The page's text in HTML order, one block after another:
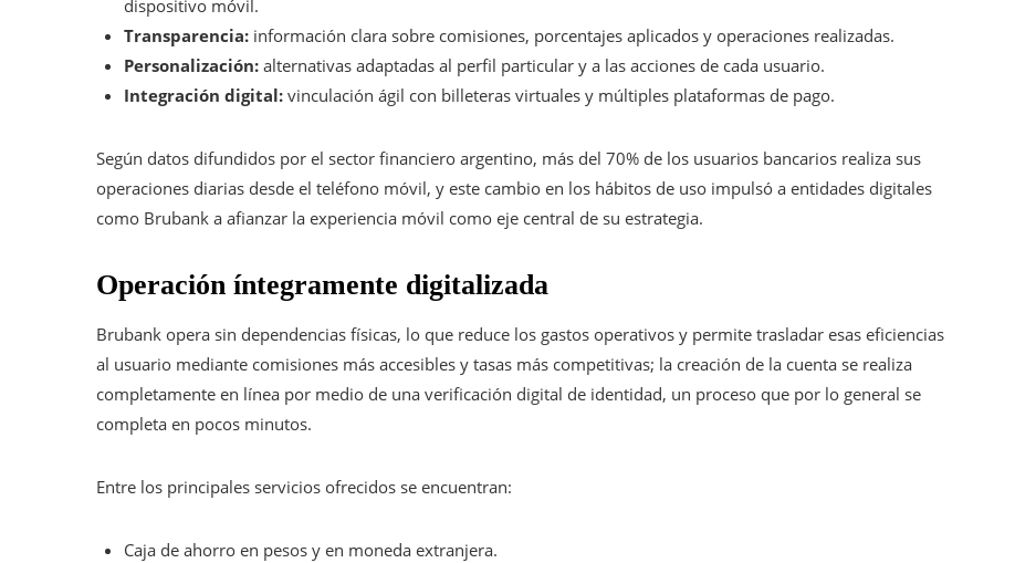
dispositivo móvil.
Transparencia: información clara sobre comisiones, porcentajes aplicados y operaciones realizadas.
Personalización: alternativas adaptadas al perfil particular y a las acciones de cada usuario.
Integración digital: vinculación ágil con billeteras virtuales y múltiples plataformas de pago.
Según datos difundidos por el sector financiero argentino, más del 70% de los usuarios bancarios realiza sus
operaciones diarias desde el teléfono móvil, y este cambio en los hábitos de uso impulsó a entidades digitales
como Brubank a afianzar la experiencia móvil como eje central de su estrategia.
Operación íntegramente digitalizada
Brubank opera sin dependencias físicas, lo que reduce los gastos operativos y permite trasladar esas eficiencias
al usuario mediante comisiones más accesibles y tasas más competitivas; la creación de la cuenta se realiza
completamente en línea por medio de una verificación digital de identidad, un proceso que por lo general se
completa en pocos minutos.
Entre los principales servicios ofrecidos se encuentran:
Caja de ahorro en pesos y en moneda extranjera.